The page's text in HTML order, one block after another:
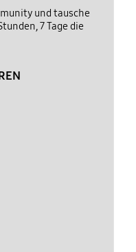
und tausche
7 Tage die